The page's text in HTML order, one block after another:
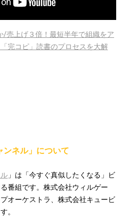
/売上げ３倍！最短半年で組織をア
完コピ」読書のプロセスを大解
ンネル」について
」は「今すぐ真似したくなる」ビ
番組です。株式会社ウィルゲー
オーケストラ、株式会社キュービ
。